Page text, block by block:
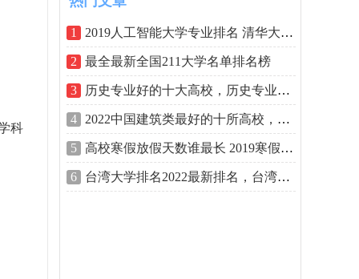
科
1 2019人工智能大学专业排名 清华大学排名
2 最全最新全国211大学名单排名榜
3 历史专业好的十大高校，历史专业全国大
4 2022中国建筑类最好的十所高校，中国建筑
5 高校寒假放假天数谁最长 2019寒假天数排
6 台湾大学排名2022最新排名，台湾的大学排